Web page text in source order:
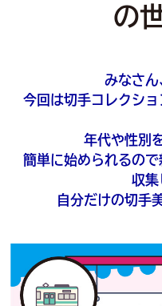
の
みなさん
今回は切手コレクシ
年代や性別
簡単に始められるので
収集
自分だけの切手